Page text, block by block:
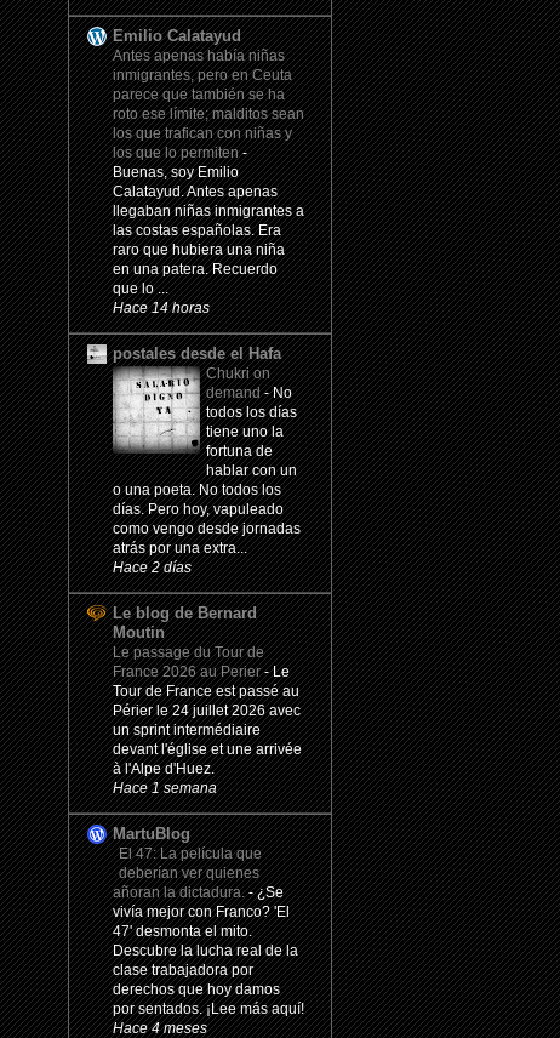
Emilio Calatayud
Antes apenas había niñas
inmigrantes, pero en Ceuta
parece que también se ha
roto ese límite; malditos sean
los que trafican con niñas y
los que lo permiten-
Buenas, soy Emilio
Calatayud. Antes apenas
llegaban niñas inmigrantes a
las costas españolas. Era
raro que hubiera una niña
en una patera. Recuerdo
que lo ...
Hace 14 horas
postales desde el Hafa
Chukri on
demand-No
todos los días
tiene uno la
fortuna de
hablar con un
o una poeta. No todos los
días. Pero hoy, vapuleado
como vengo desde jornadas
atrás por una extra...
Hace 2 días
Le blog de Bernard
Moutin
Le passage du Tour de
France 2026 au Perier-Le
Tour de France est passé au
Périer le 24 juillet 2026 avec
un sprint intermédiaire
devant l'église et une arrivée
à l'Alpe d'Huez.
Hace 1 semana
MartuBlog
El 47: La película que
deberían ver quienes
añoran la dictadura.-¿Se
vivía mejor con Franco? 'El
47' desmonta el mito.
Descubre la lucha real de la
clase trabajadora por
derechos que hoy damos
por sentados. ¡Lee más aquí!
Hace 4 meses